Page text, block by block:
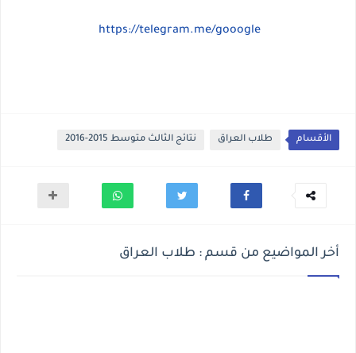
https://telegram.me/gooogle
الأقسام طلاب العراق نتائج الثالث متوسط 2015-2016
أخر المواضيع من قسم : طلاب العراق